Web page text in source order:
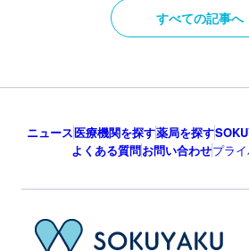
すべての記事へ
ニュース医療機関を探す薬局を探す
よくある質問お問い合わせプラ